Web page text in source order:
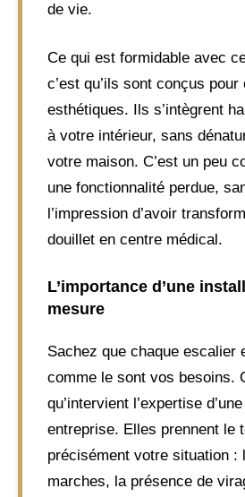
de vie.
Ce qui est formidable avec
c’est qu’ils sont conçus
esthétiques. Ils s’intègrent
à votre intérieur, sans
votre maison. C’est un peu
une fonctionnalité perdue,
l’impression d’avoir
douillet en centre médical.
L’importance d’une
mesure
Sachez que chaque escalier
comme le sont vos besoins.
qu’intervient l’expertise
entreprise. Elles prennent le
précisément votre situation :
marches, la présence de